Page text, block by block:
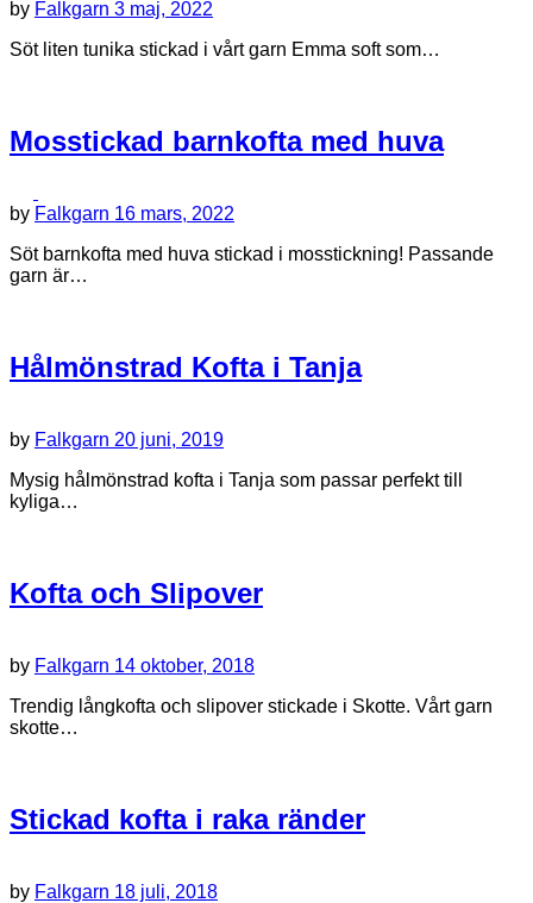
by Falkgarn 3 maj, 2022
Söt liten tunika stickad i vårt garn Emma soft som…
Mosstickad barnkofta med huva
by Falkgarn 16 mars, 2022
Söt barnkofta med huva stickad i mosstickning! Passande
garn är…
Hålmönstrad Kofta i Tanja
by Falkgarn 20 juni, 2019
Mysig hålmönstrad kofta i Tanja som passar perfekt till
kyliga…
Kofta och Slipover
by Falkgarn 14 oktober, 2018
Trendig långkofta och slipover stickade i Skotte. Vårt garn
skotte…
Stickad kofta i raka ränder
by Falkgarn 18 juli, 2018